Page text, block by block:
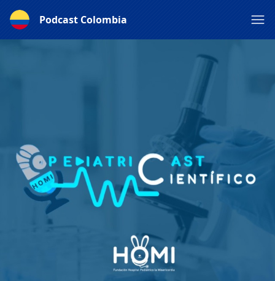
Podcast Colombia